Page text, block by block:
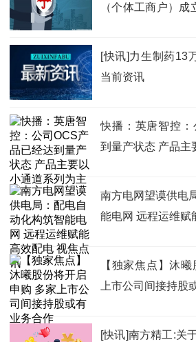
（个体工商户）
[快讯]力生制药13
当前资讯
快播：英唐智控
到量产状态 产品主
南方电网望谟供电
能电网 远程运维赋
【独家焦点】沐
上市公司间接持股
[快讯]南方精工:关